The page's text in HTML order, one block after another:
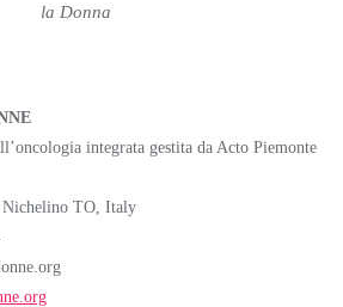
la Donna
integrata gestita da Acto Piemonte
TO, Italy